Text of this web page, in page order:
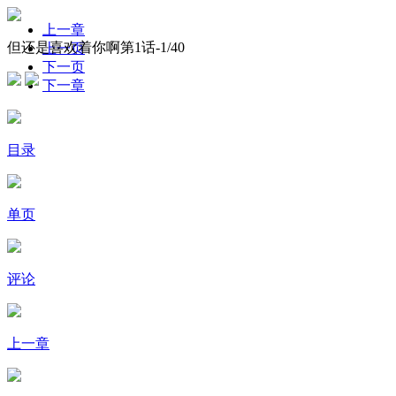
但还是喜欢着你啊第1话-1/40
上一章
上一页
下一页
下一章
目录
单页
评论
上一章